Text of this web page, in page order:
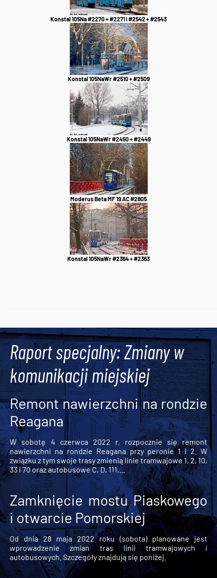
Konstal 105Na #2270 + #2271 i #2542 + #2543
Konstal 105NaWr #2510 + #2509
Konstal 105NaWr #2450 + #2449
Moderus Beta MF 19 AC #2805
Konstal 105NaWr #2364 + #2363
Raport specjalny: Zmiany w
komunikacji miejskiej
Remont nawierzchni na rondzie
Reagana
W sobotę 4 czerwca 2022 r. rozpocznie się remont
nawierzchni na rondzie Reagana przy peronie 1 i 2. W
związku z tym swoje trasy zmienią linie tramwajowe 1, 2, 10,
33 i 70 oraz autobusowe C, D, 111,...
Zamknięcie mostu Piaskowego
i otwarcie Pomorskiej
Od dnia 28 maja 2022 roku (sobota) planowane jest
wprowadzenie zmian tras linii tramwajowych i
autobusowych. Szczegóły znajdują się poniżej.